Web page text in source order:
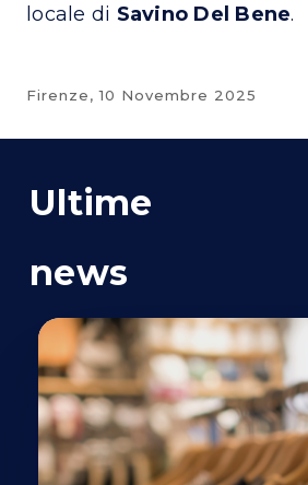
locale di Savino Del Bene.
Firenze,10 Novembre 2025
Ultime
news